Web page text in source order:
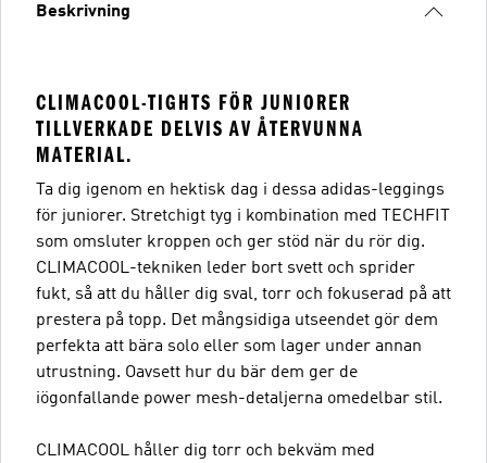
Beskrivning
CLIMACOOL-TIGHTS FÖR JUNIORER
TILLVERKADE DELVIS AV ÅTERVUNNA
MATERIAL.
Ta dig igenom en hektisk dag i dessa adidas-leggings
för juniorer. Stretchigt tyg i kombination med TECHFIT
som omsluter kroppen och ger stöd när du rör dig.
CLIMACOOL-tekniken leder bort svett och sprider
fukt, så att du håller dig sval, torr och fokuserad på att
prestera på topp. Det mångsidiga utseendet gör dem
perfekta att bära solo eller som lager under annan
utrustning. Oavsett hur du bär dem ger de
iögonfallande power mesh-detaljerna omedelbar stil.
CLIMACOOL håller dig torr och bekväm med